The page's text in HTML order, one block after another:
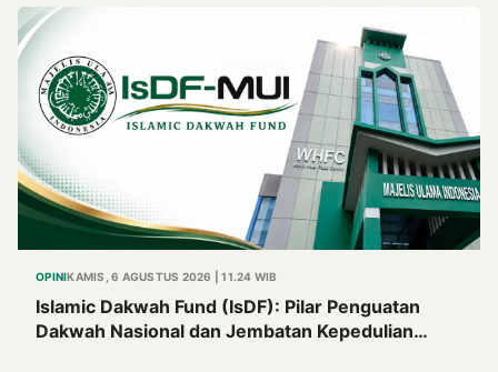
OPINIKAMIS, 6 AGUSTUS 2026 | 11.24 WIB
Islamic Dakwah Fund (IsDF): Pilar Penguatan
Dakwah Nasional dan Jembatan Kepedulian